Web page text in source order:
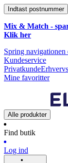
Indtast postnummer
Mix & Match -
Klik her
Spring navigationen
Kundeservice
Privatkunde
Mine favoritter
Alle produkter
Find butik
Log ind